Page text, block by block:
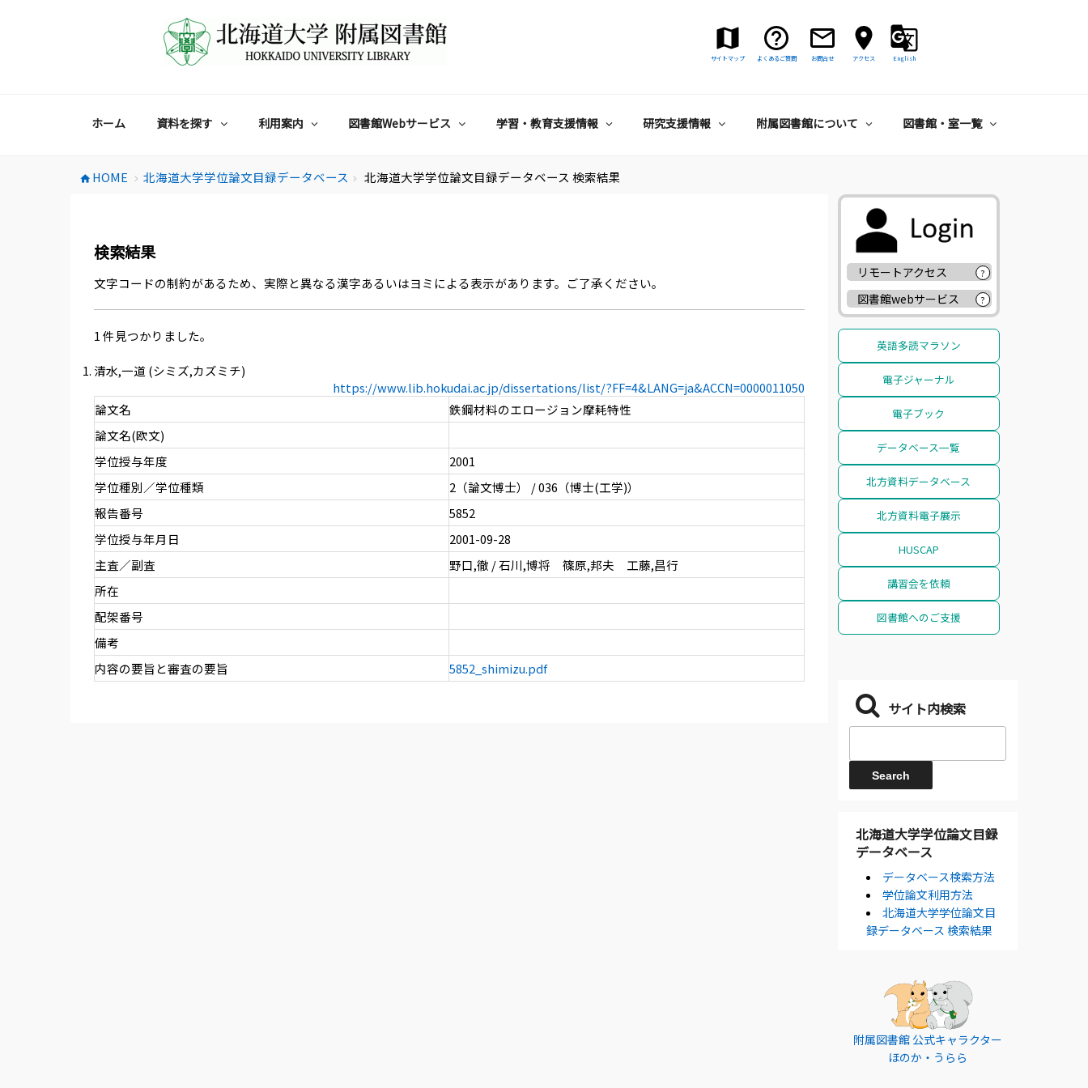
サイトマップ よくあるご質問 お問合せ アクセス English
ホーム 資料を探す 利用案内 図書館Webサービス 学習・教育支援情報 研究支援情報 附属図書館について 図書館・室一覧
home HOME chevron_right 北海道大学学位論文目録データベース chevron_right 北海道大学学位論文目録データベース 検索結果
検索結果
文字コードの制約があるため、実際と異なる漢字あるいはヨミによる表示があります。ご了承ください。
1 件見つかりました。
清水,一道 (シミズ,カズミチ)
https://www.lib.hokudai.ac.jp/dissertations/list/?FF=4&LANG=ja&ACCN=0000011050
論文名
鉄鋼材料のエロージョン摩耗特性
論文名(欧文)
学位授与年度
2001
学位種別／学位種類
2（論文博士） / 036（博士(工学)）
報告番号
5852
学位授与年月日
2001-09-28
主査／副査
野口,徹 / 石川,博将 篠原,邦夫 工藤,昌行
所在
配架番号
備考
内容の要旨と審査の要旨
5852_shimizu.pdf
リモートアクセス ?
図書館webサービス ?
英語多読マラソン
電子ジャーナル
電子ブック
データベース一覧
北方資料データベース
北方資料電子展示
HUSCAP
講習会を依頼
図書館へのご支援
サイト内検索
北海道大学学位論文目録
データベース
データベース検索方法
学位論文利用方法
北海道大学学位論文目
録データベース 検索結果
附属図書館 公式キャラクター
ほのか・うらら